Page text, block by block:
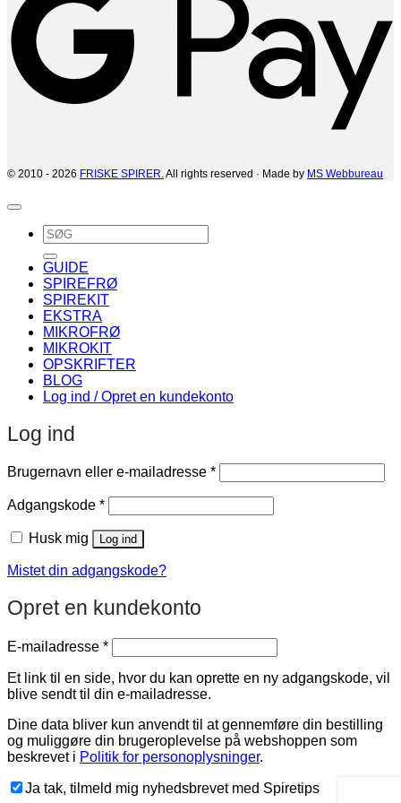
© 2010 - 2026 FRISKE SPIRER. All rights reserved · Made by MS Webbureau
Søg
efter:
GUIDE
SPIREFRØ
SPIREKIT
EKSTRA
MIKROFRØ
MIKROKIT
OPSKRIFTER
BLOG
Log ind / Opret en kundekonto
Log ind
Brugernavn eller e-mailadresse *Påkrævet
Adgangskode *Påkrævet
Husk mig Log ind
Mistet din adgangskode?
Opret en kundekonto
E-mailadresse *Påkrævet
Et link til en side, hvor du kan oprette en ny adgangskode, vil
blive sendt til din e-mailadresse.
Dine data bliver kun anvendt til at gennemføre din bestilling
og muliggøre din brugeroplevelse på webshoppen som
beskrevet i Politik for personoplysninger.
Ja tak, tilmeld mig nyhedsbrevet med Spiretips